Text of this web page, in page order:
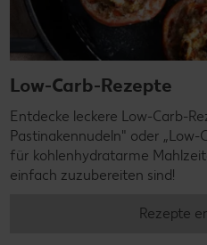
Low-Carb-Rezepte
Entdecke leckere Low-Carb-
Pastinakennudeln" oder
für kohlenhydratarme
einfach zuzubereiten sind!
Rezepte